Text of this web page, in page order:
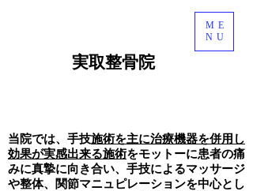
​実取整骨院
ME
NU
当院では、手技施術を主に治療機器を併用し
効果が実感出来る施術をモットーに患者の痛
みに真摯に向き合い、手技によるマッサージ
や整体、関節マニュピレーションを中心とし